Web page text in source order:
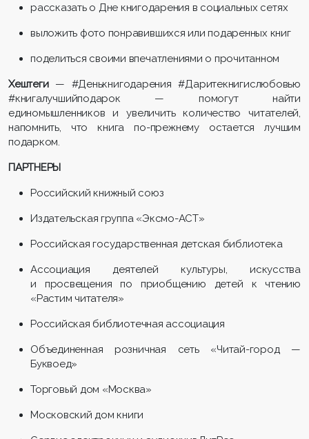
рассказать о Дне книгодарения в социальных сетях
выложить фото понравившихся или подаренных книг
поделиться своими впечатлениями о прочитанном
Хештеги— #Денькнигодарения #Даритекнигислюбовью
#книгалучшийподарок — помогут найти
единомышленников и увеличить количество читателей,
напомнить, что книга по-прежнему остается лучшим
подарком.
ПАРТНЕРЫ
Российский книжный союз
Издательская группа «Эксмо-АСТ»
Российская государственная детская библиотека
Ассоциация деятелей культуры, искусства
и просвещения по приобщению детей к чтению
«Растим читателя»
Российская библиотечная ассоциация
Объединенная розничная сеть «Читай-город —
Буквоед»
Торговый дом «Москва»
Московский дом книги